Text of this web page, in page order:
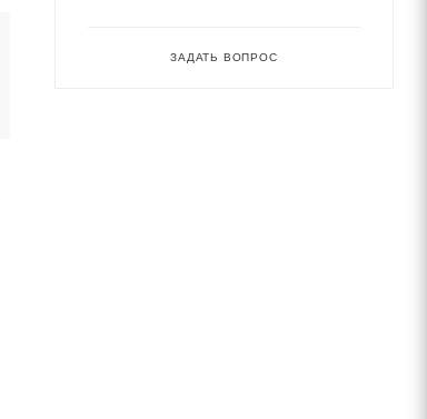
ЗАДАТЬ ВОПРОС